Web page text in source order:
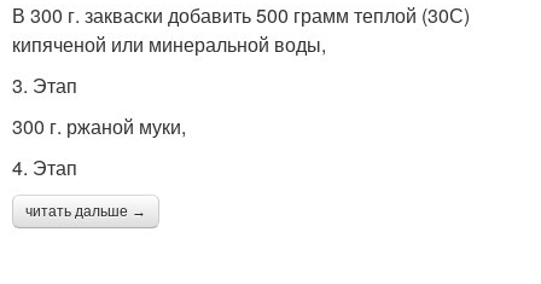
В 300 г. закваски добавить 500 грамм теплой (30С)
кипяченой или минеральной воды,
3. Этап
300 г. ржаной муки,
4. Этап
читать дальше →